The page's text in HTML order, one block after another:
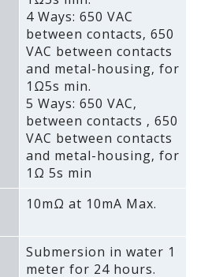
4 Ways: 650 VAC
between contacts‚ 650
VAC between contacts
and metal-housing‚ for
1Ω5s min.
5 Ways: 650 VAC‚
between contacts ‚ 650
VAC between contacts
and metal-housing‚ for
1Ω 5s min
10mΩ at 10mA Max.
Submersion in water 1
meter for 24 hours.